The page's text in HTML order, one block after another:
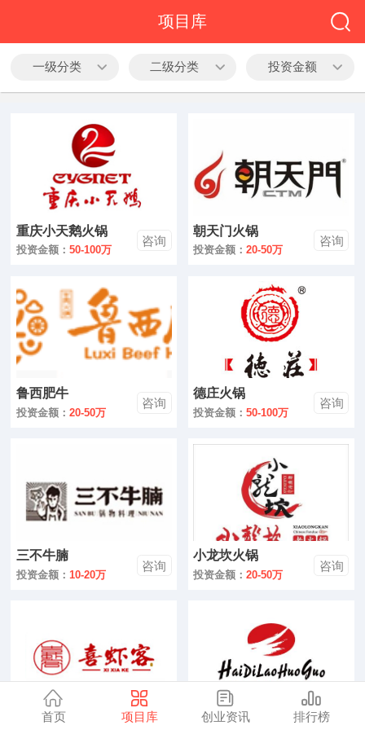
项目库
一级分类 二级分类 投资金额
重庆小天鹅火锅
投资金额： 50-100万
咨询
朝天门火锅
投资金额：20-50万
咨询
鲁西肥牛
投资金额： 20-50万
咨询
德庄火锅
投资金额：50-100万
咨询
三不牛腩
投资金额： 10-20万
咨询
小龙坎火锅
投资金额：20-50万
咨询
喜虾客虾火锅 海底捞火锅
首页 项目库 创业资讯 排行榜
教育
家居
服装
酒水饮品
医药
美容